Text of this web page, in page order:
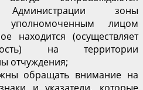
Администрации зоны
уполномоченным лицом
находится (осуществляет
на территории
отчуждения;
обращать внимание на